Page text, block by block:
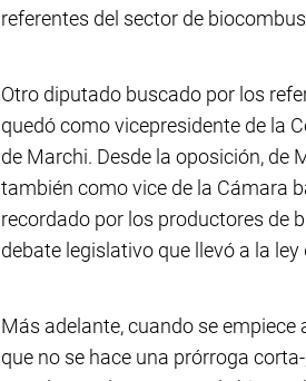
referentes del sector de
Otro diputado buscado por los
quedó como vicepresidente de la
de Marchi. Desde la oposición,
también como vice de la Cámara
recordado por los productores de
debate legislativo que llevó a la
Más adelante, cuando se
que no se hace una prórroga